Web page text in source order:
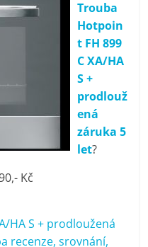
Trouba
Hotpoin
t FH 899
C XA/HA
S +
prodlouž
ená
záruka 5
let?
Kč
HA S + prodloužená
recenze, srovnání,